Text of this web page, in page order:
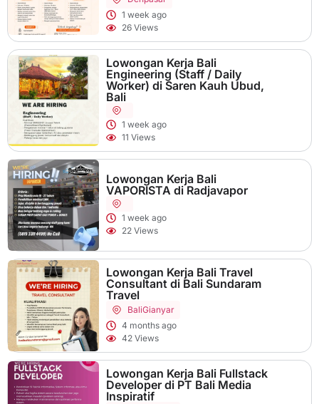
1 week ago
26 Views
Lowongan Kerja Bali
Engineering (Staff / Daily
Worker) di Saren Kauh Ubud,
Bali
1 week ago
11 Views
Lowongan Kerja Bali
VAPORISTA di Radjavapor
1 week ago
22 Views
Lowongan Kerja Bali Travel
Consultant di Bali Sundaram
Travel
BaliGianyar
4 months ago
42 Views
Lowongan Kerja Bali Fullstack
Developer di PT Bali Media
Inspiratif